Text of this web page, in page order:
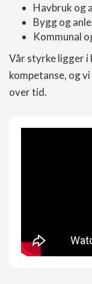
Havbruk og
Bygg og
Kommunal
Vår styrke ligger i
kompetanse, og
over tid.